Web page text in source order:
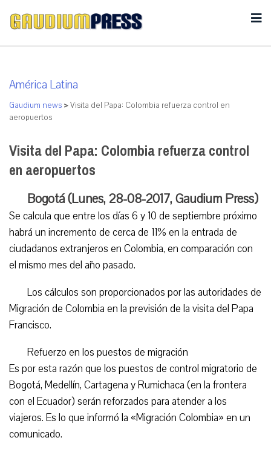
América Latina
Gaudium news >Visita del Papa: Colombia refuerza control en
aeropuertos
Visita del Papa: Colombia refuerza control
en aeropuertos
Bogotá (Lunes, 28-08-2017, Gaudium Press)
Se calcula que entre los días 6 y 10 de septiembre próximo
habrá un incremento de cerca de 11% en la entrada de
ciudadanos extranjeros en Colombia, en comparación con
el mismo mes del año pasado.
Los cálculos son proporcionados por las autoridades de
Migración de Colombia en la previsión de la visita del Papa
Francisco.
Refuerzo en los puestos de migración
Es por esta razón que los puestos de control migratorio de
Bogotá, Medellín, Cartagena y Rumichaca (en la frontera
con el Ecuador) serán reforzados para atender a los
viajeros. Es lo que informó la «Migración Colombia» en un
comunicado.